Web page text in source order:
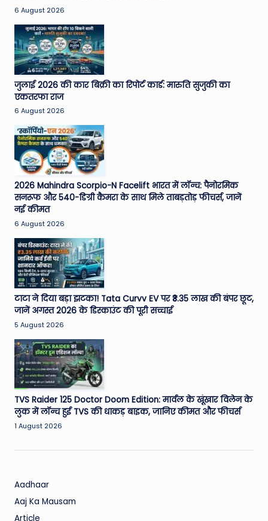
e
w
s
A
ro
u
n
d
T
h
e
W
o
rl
d
6 August 2026
जुलाई 2026 की कार बिक्री का रिपोर्ट कार्ड: मारुति सुजुकी का
एकतरफा राज
6 August 2026
2026 Mahindra Scorpio-N Facelift भारत में लॉन्च: पैनोरमिक
सनरूफ और 540-डिग्री कैमरा के साथ मिले ताबड़तोड़ फीचर्स, जानें
नई कीमत
6 August 2026
टाटा ने दिया बड़ा झटका! Tata Curvv EV पर ₹3.35 लाख की बंपर छूट,
जानें अगस्त 2026 के डिस्काउंट की पूरी सच्चाई
5 August 2026
TVS Raider 125 Doctor Doom Edition: मार्वल के खूंखार विलेन के
लुक में लॉन्च हुई TVS की धाकड़ बाइक, जानिए कीमत और फीचर्स
1 August 2026
Aadhaar
Aaj Ka Mausam
Article